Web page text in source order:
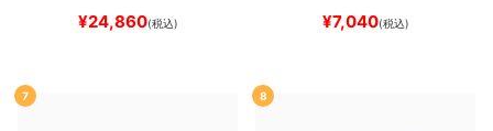
REW REYNOLDS 933
BLACK/NAVYスケートボ
¥24,860(税込)
ブランク（DSM）
ード スケボー
¥7,040(税込)
7 8